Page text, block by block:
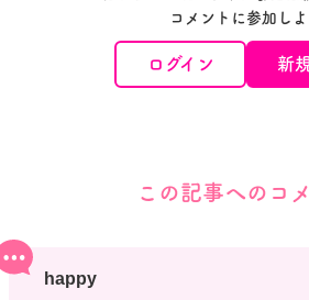
コメントに参加しよ
ログイン 新
この記事へのコ
happy